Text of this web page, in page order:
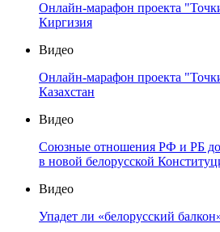
Онлайн-марафон проекта
Киргизия
Видео
Онлайн-марафон проекта
Казахстан
Видео
Союзные отношения РФ и РБ
в новой белорусской
Видео
Упадет ли «белорусский